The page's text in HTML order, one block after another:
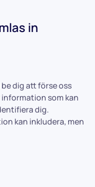
in
dig att förse oss
som kan
dig.
kan inkludera, men